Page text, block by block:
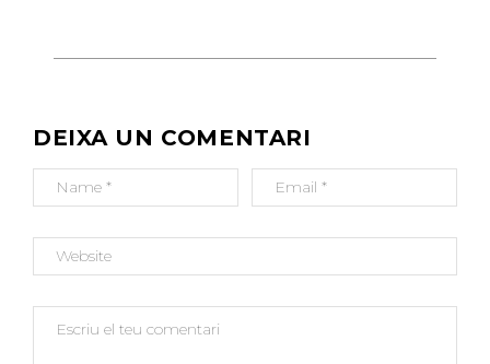
G
A
I
Ó
DEIXA UN COMENTARI